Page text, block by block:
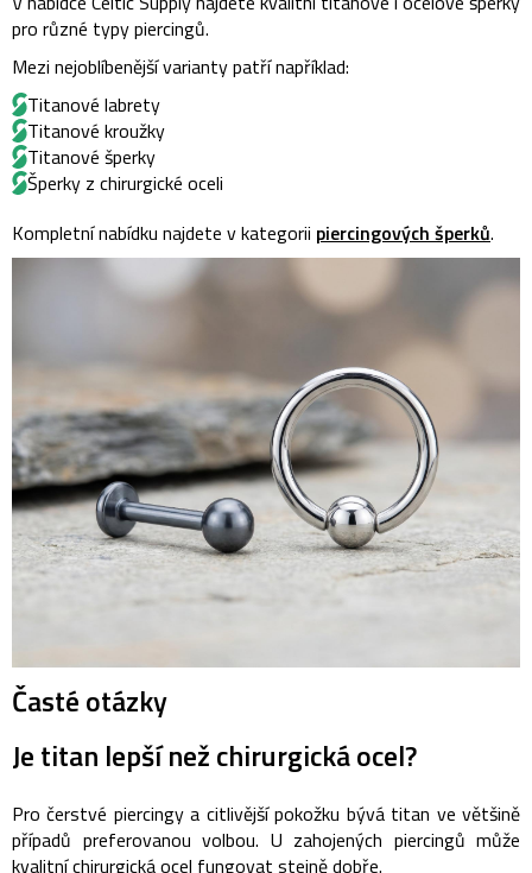
pro různé typy piercingů.
Mezi nejoblíbenější varianty patří například:
Titanové labrety
Titanové kroužky
Titanové šperky
Šperky z chirurgické oceli
Kompletní nabídku najdete v kategorii piercingových šperků.
Časté otázky
Je titan lepší než chirurgická ocel?
Pro čerstvé piercingy a citlivější pokožku bývá titan ve většině
případů preferovanou volbou. U zahojených piercingů může
kvalitní chirurgická ocel fungovat stejně dobře.